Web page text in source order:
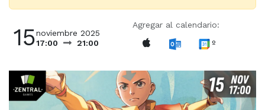
15noviembre 2025
17:00
21:00
Agregar al calendario:
º